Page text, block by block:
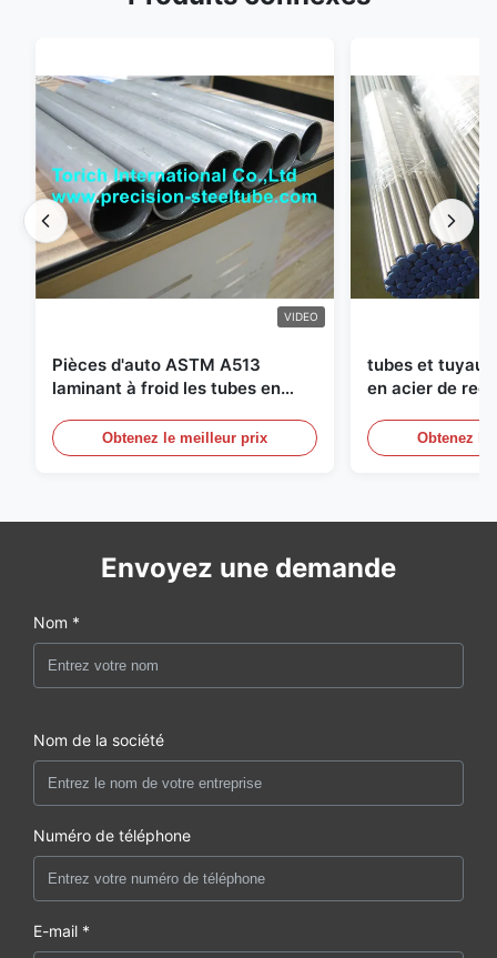
VIDEO
Pièces d'auto ASTM A513
laminant à froid les tubes en
des DOMObtenez le meilleur prix
tubes et tuyaux
en acier de
circuitsObtenez
Envoyez une demande
Nom *
Nom de la société
Numéro de téléphone
E-mail *